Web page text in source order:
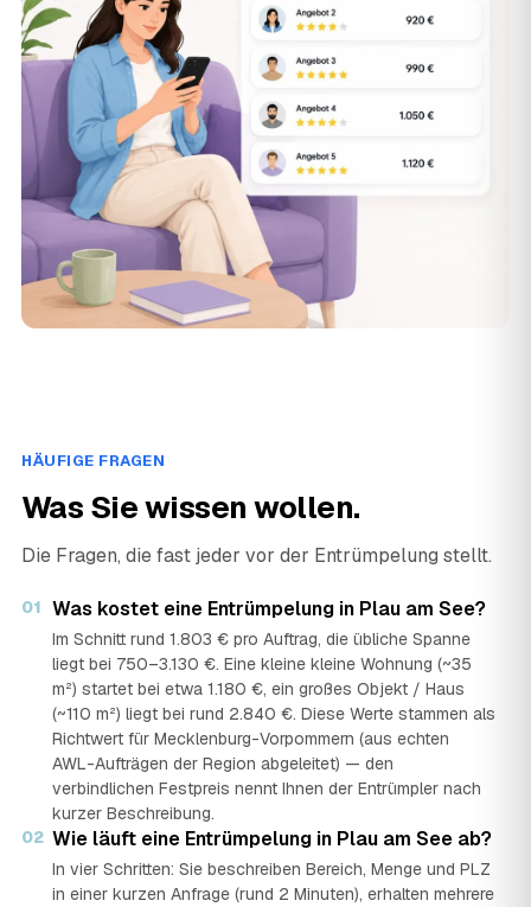
HÄUFIGE FRAGEN
Was Sie wissen wollen.
Die Fragen, die fast jeder vor der Entrümpelung stellt.
01 Was kostet eine Entrümpelung in Plau am See?
Im Schnitt rund 1.803 € pro Auftrag, die übliche Spanne
liegt bei 750–3.130 €. Eine kleine kleine Wohnung (~35
m²) startet bei etwa 1.180 €, ein großes Objekt / Haus
(~110 m²) liegt bei rund 2.840 €. Diese Werte stammen als
Richtwert für Mecklenburg-Vorpommern (aus echten
AWL-Aufträgen der Region abgeleitet) — den
verbindlichen Festpreis nennt Ihnen der Entrümpler nach
kurzer Beschreibung.
02 Wie läuft eine Entrümpelung in Plau am See ab?
In vier Schritten: Sie beschreiben Bereich, Menge und PLZ
in einer kurzen Anfrage (rund 2 Minuten), erhalten mehrere